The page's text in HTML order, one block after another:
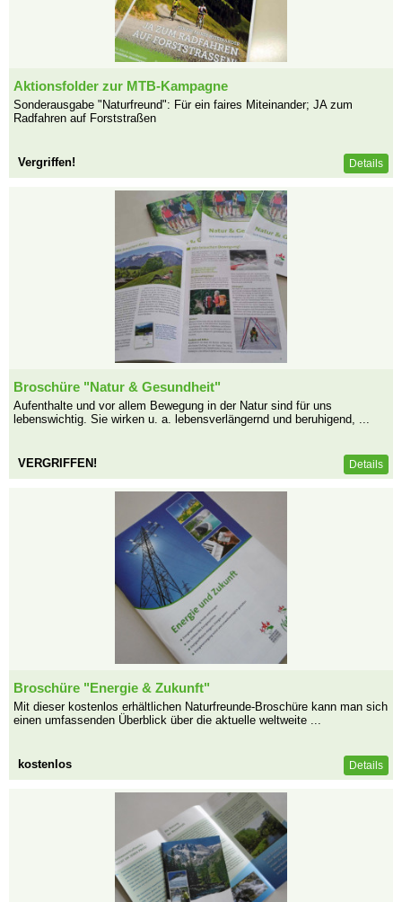
Aktionsfolder zur MTB-Kampagne
Sonderausgabe "Naturfreund": Für ein faires Miteinander; JA zum
Radfahren auf Forststraßen
Vergriffen! Details
Broschüre "Natur & Gesundheit"
Aufenthalte und vor allem Bewegung in der Natur sind für uns
lebenswichtig. Sie wirken u. a. lebensverlängernd und beruhigend, ...
VERGRIFFEN! Details
Broschüre "Energie & Zukunft"
Mit dieser kostenlos erhältlichen Naturfreunde-Broschüre kann man sich
einen umfassenden Überblick über die aktuelle weltweite ...
kostenlos Details